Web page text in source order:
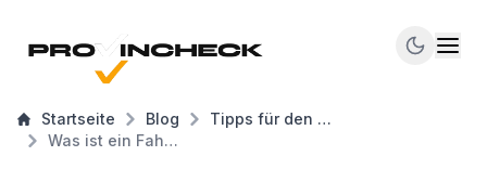
Startseite Blog
Tipps für den Gebrauchtwagenkauf
Was ist ein Fahrzeugtitel? Lesen, übertragen & Eigentum nachweisen